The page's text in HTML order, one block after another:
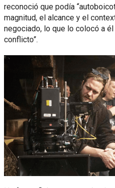
reconoció que podía
magnitud, el alcance y el
negociado, lo que lo colocó a
conflicto”.